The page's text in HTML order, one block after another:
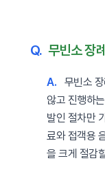
Q. 무빈소 장
A.
무빈소
않고 진행하
발인 절차만
료와 접객용
을 크게 절감